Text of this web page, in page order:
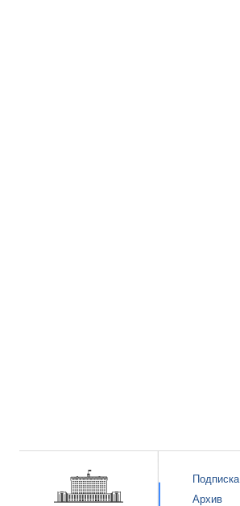
Подписка
Архив